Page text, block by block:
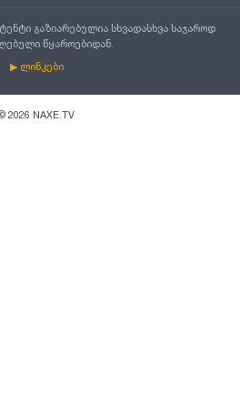
გაზიარებულია სხვადასხვა საჯაროდ
წყაროებიდან.
▶ ლინკები
2026 NAXE.TV